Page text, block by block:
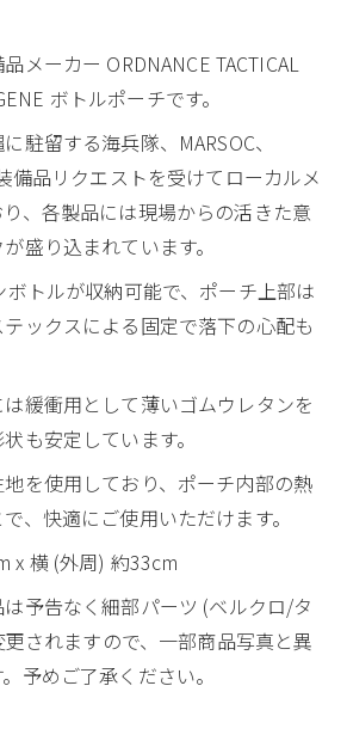
メーカー ORDNANCE TACTICAL
ボトルポーチです。
駐留する海兵隊、MARSOC、
備品リクエストを受けてローカルメ
、各製品には現場からの活きた意
盛り込まれています。
トルが収納可能で、ポーチ上部は
ックスによる固定で落下の心配も
緩衝用として薄いゴムウレタンを
も安定しています。
を使用しており、ポーチ内部の熱
、快適にご使用いただけます。
x 横 (外周) 約33cm
予告なく細部パーツ (ベルクロ/タ
されますので、一部商品写真と異
予めご了承ください。